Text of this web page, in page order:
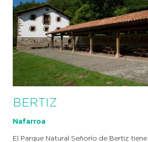
BERTIZ
Nafarroa
El Parque Natural Señorío de Bertiz